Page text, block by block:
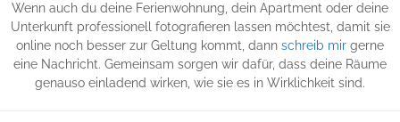
Wenn auch du deine Ferienwohnung, dein Apartment oder deine
Unterkunft professionell fotografieren lassen möchtest, damit sie
online noch besser zur Geltung kommt, dann schreib mir gerne
eine Nachricht. Gemeinsam sorgen wir dafür, dass deine Räume
genauso einladend wirken, wie sie es in Wirklichkeit sind.